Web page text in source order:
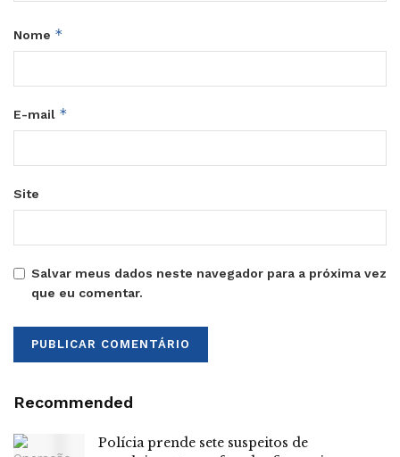
Nome *
E-mail *
Site
Salvar meus dados neste navegador para a próxima vez
que eu comentar.
Recommended
Polícia prende sete suspeitos de